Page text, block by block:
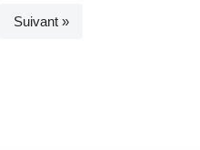
Suivant »